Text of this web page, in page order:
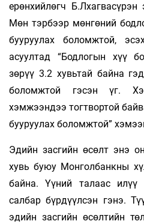
ерөнхийлөгч
Мөн тэрбээр мөнгөний
бууруулах боломжтой,
асуултад “Бодлогын хүү
зөрүү 3.2 хувьтай байна
боломжтой гэсэн үг.
хэмжээндээ тогтвортой
бууруулах боломжтой”
Эдийн засгийн өсөлт энэ
хувь буюу Монголбанкны
байна. Үүний талаас
салбар бүрдүүлсэн гэнэ.
эдийн засгийн өсөлтийн